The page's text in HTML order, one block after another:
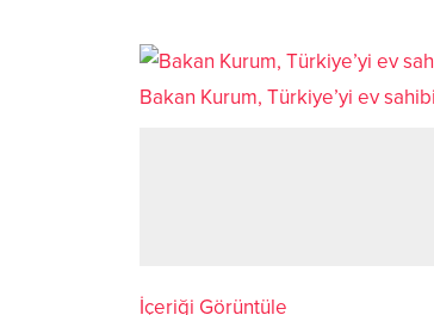
Bakan Kurum, Türkiye’yi ev
İçeriği Görüntüle